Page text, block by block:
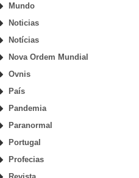
Mundo
Noticias
Notícias
Nova Ordem Mundial
Ovnis
País
Pandemia
Paranormal
Portugal
Profecias